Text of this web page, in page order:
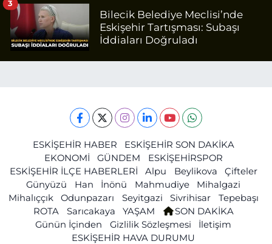
Bilecik Belediye Meclisi’nde
Eskişehir Tartışması: Subaşı
İddiaları Doğruladı
3
ESKİŞEHİR HABER
ESKİŞEHİR SON DAKİKA
EKONOMİ
GÜNDEM
ESKİŞEHİRSPOR
ESKİŞEHİR İLÇE HABERLERİ
Alpu Beylikova
Çifteler
Günyüzü
Han İnönü Mahmudiye
Mihalgazi
Mihalıççık
Odunpazarı Seyitgazi Sivrihisar
Tepebaşı
ROTA
Sarıcakaya YAŞAM
SON DAKİKA
Günün İçinden
Gizlilik Sözleşmesi
İletişim
ESKİŞEHİR HAVA DURUMU